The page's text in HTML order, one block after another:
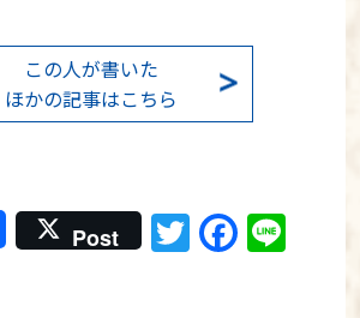
この人が書いた
ほかの記事はこちら
Post Twitter